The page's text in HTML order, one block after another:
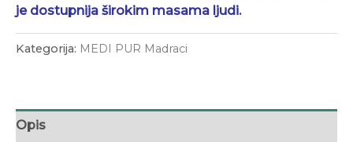
je dostupnija širokim masama ljudi.
Kategorija: MEDI PUR Madraci
Opis